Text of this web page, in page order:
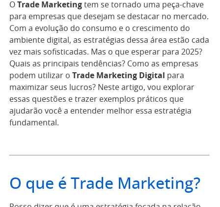
O Trade Marketing tem se tornado uma peça-chave
para empresas que desejam se destacar no mercado.
Com a evolução do consumo e o crescimento do
ambiente digital, as estratégias dessa área estão cada
vez mais sofisticadas. Mas o que esperar para 2025?
Quais as principais tendências? Como as empresas
podem utilizar o Trade Marketing Digital
para
maximizar seus lucros? Neste artigo, vou explorar
essas questões e trazer exemplos práticos que
ajudarão você a entender melhor essa estratégia
fundamental.
O que é Trade Marketing?